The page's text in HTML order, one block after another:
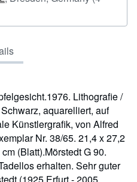
Lithografie /
aquarelliert, auf
Künstlergrafik, von Alfred
Nr. 38/65. 21,4 x 27,2
(Blatt).Mörstedt G 90.
erhalten. Sehr guter